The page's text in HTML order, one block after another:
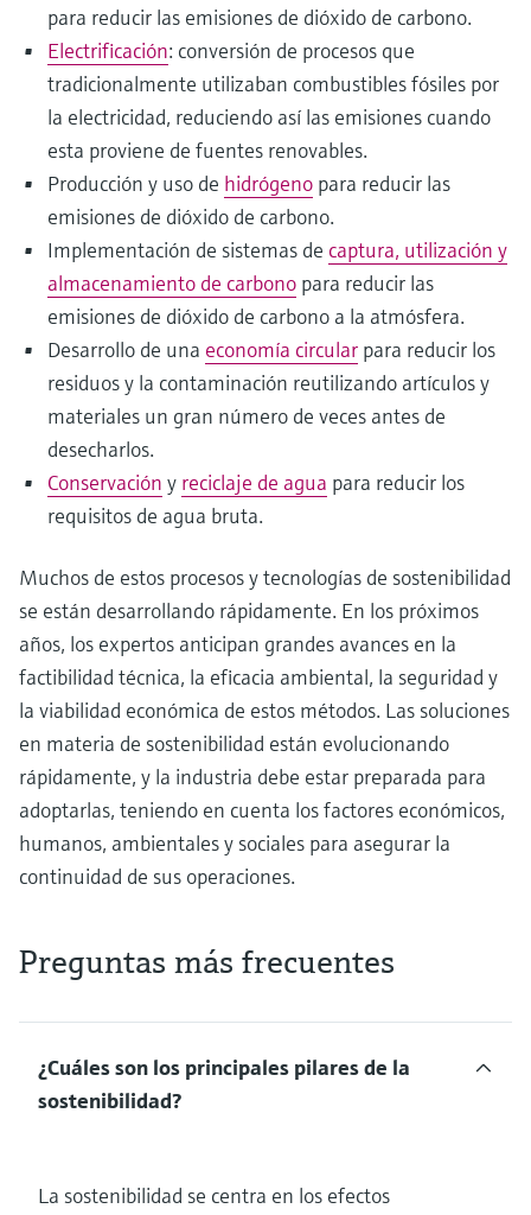
para reducir las emisiones de dióxido de carbono.
Electrificación: conversión de procesos que
tradicionalmente utilizaban combustibles fósiles por
la electricidad, reduciendo así las emisiones cuando
esta proviene de fuentes renovables.
Producción y uso de hidrógeno para reducir las
emisiones de dióxido de carbono.
Implementación de sistemas de captura, utilización y
almacenamiento de carbono para reducir las
emisiones de dióxido de carbono a la atmósfera.
Desarrollo de una economía circular para reducir los
residuos y la contaminación reutilizando artículos y
materiales un gran número de veces antes de
desecharlos.
Conservación y reciclaje de agua para reducir los
requisitos de agua bruta.
Muchos de estos procesos y tecnologías de sostenibilidad
se están desarrollando rápidamente. En los próximos
años, los expertos anticipan grandes avances en la
factibilidad técnica, la eficacia ambiental, la seguridad y
la viabilidad económica de estos métodos. Las soluciones
en materia de sostenibilidad están evolucionando
rápidamente, y la industria debe estar preparada para
adoptarlas, teniendo en cuenta los factores económicos,
humanos, ambientales y sociales para asegurar la
continuidad de sus operaciones.
Preguntas más frecuentes
¿Cuáles son los principales pilares de la
sostenibilidad?
La sostenibilidad se centra en los efectos